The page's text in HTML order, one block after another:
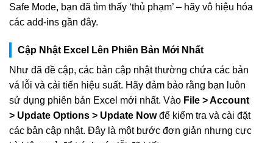
Safe Mode, bạn đã tìm thấy ‘thủ phạm’ – hãy vô hiệu hóa
các add-ins gần đây.
Cập Nhật Excel Lên Phiên Bản Mới Nhất
Như đã đề cập, các bản cập nhật thường chứa các bản
vá lỗi và cải tiến hiệu suất. Hãy đảm bảo rằng bạn luôn
sử dụng phiên bản Excel mới nhất. Vào File > Account
> Update Options > Update Nowđể kiểm tra và cài đặt
các bản cập nhật. Đây là một bước đơn giản nhưng cực